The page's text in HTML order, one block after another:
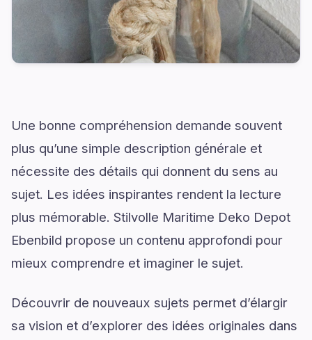
Une bonne compréhension demande souvent
plus qu’une simple description générale et
nécessite des détails qui donnent du sens au
sujet. Les idées inspirantes rendent la lecture
plus mémorable. Stilvolle Maritime Deko Depot
Ebenbild propose un contenu approfondi pour
mieux comprendre et imaginer le sujet.
Découvrir de nouveaux sujets permet d’élargir
sa vision et d’explorer des idées originales dans